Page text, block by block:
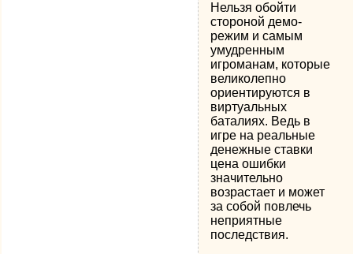
Нельзя обойти
стороной демо-
режим и самым
умудренным
игроманам, которые
великолепно
ориентируются в
виртуальных
баталиях. Ведь в
игре на реальные
денежные ставки
цена ошибки
значительно
возрастает и может
за собой повлечь
неприятные
последствия.